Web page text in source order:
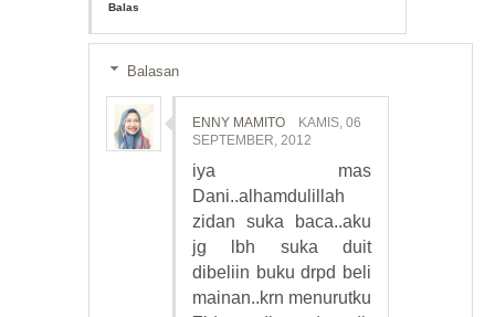
Balas
Balasan
ENNY MAMITO
KAMIS, 06
SEPTEMBER, 2012
iya mas
Dani..alhamdulillah
zidan suka baca..aku
jg lbh suka duit
dibeliin buku drpd beli
mainan..krn menurutku